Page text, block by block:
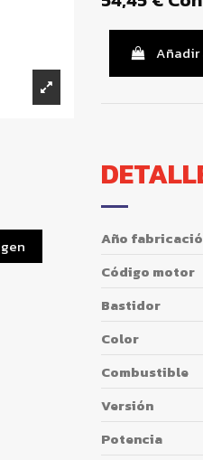
Añadir
Año
Código motor
Bastidor
Color
Combustible
Versión
Potencia